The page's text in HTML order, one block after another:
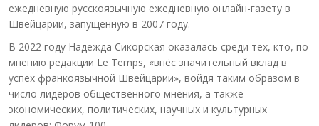
ежедневную русскоязычную ежедневную онлайн-газету в
Швейцарии, запущенную в 2007 году.
В 2022 году Надежда Сикорская оказалась среди тех, кто, по
мнению редакции Le Temps, «внёс значительный вклад в
успех франкоязычной Швейцарии», войдя таким образом в
число лидеров общественного мнения, а также
экономических, политических, научных и культурных